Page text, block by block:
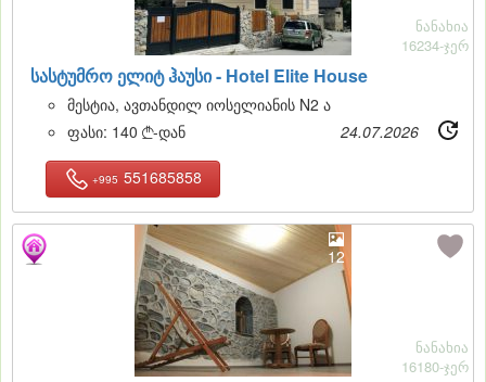
სასტუმრო ელიტ ჰაუსი - Hotel Elite House
ნანახია
16234-ჯერ
მესტია, ავთანდილ იოსელიანის N2 ა
ფასი: 140 -დან 24.07.2026
+995 551685858
12
ნანახია
16180-ჯერ